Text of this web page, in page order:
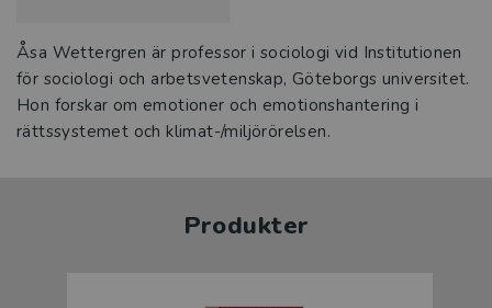
Åsa Wettergren är professor i sociologi vid Institutionen
för sociologi och arbetsvetenskap, Göteborgs universitet.
Hon forskar om emotioner och emotionshantering i
rättssystemet och klimat-/miljörörelsen.
Produkter